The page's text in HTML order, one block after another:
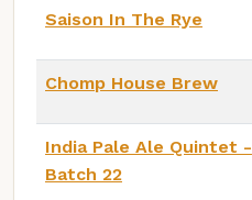
Saison In The Rye
Chomp House Brew
India Pale Ale Quintet -
Batch 22